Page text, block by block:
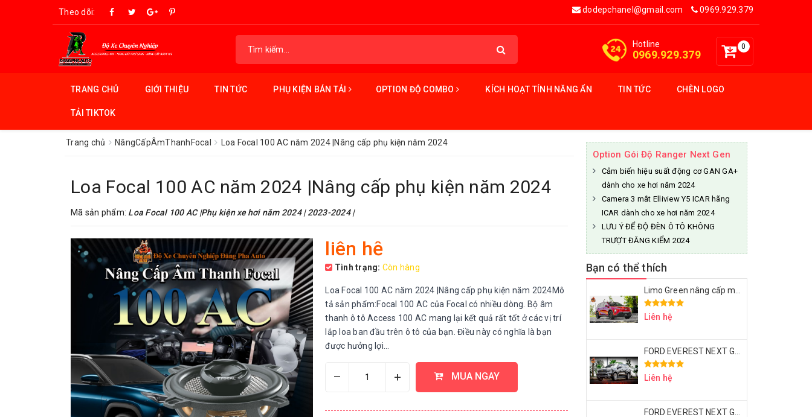
Theo dõi: dodepchanel@gmail.com 0969.929.379
0
Hotline
0969.929.379
TRANG CHỦ GIỚI THIỆU TIN TỨC PHỤ KIỆN BÁN TẢI OPTION ĐỘ COMBO KÍCH HOẠT TÍNH NĂNG ẨN TIN TỨC CHÈN LOGO
TẢI TIKTOK
Trang chủ NângCấpÂmThanhFocal Loa Focal 100 AC năm 2024 |Nâng cấp phụ kiện năm 2024
Loa Focal 100 AC năm 2024 |Nâng cấp phụ kiện năm 2024
Mã sản phẩm: Loa Focal 100 AC |Phụ kiện xe hơi năm 2024 | 2023-2024 |
liên hệ
Tình trạng: Còn hàng
Loa Focal 100 AC năm 2024 |Nâng cấp phụ kiện năm 2024Mô
tả sản phẩm:Focal 100 AC của Focal có nhiều dòng. Bộ âm
thanh ô tô Access 100 AC mang lại kết quả rất tốt ở các vị trí
lắp loa ban đầu trên ô tô của bạn. Điều này có nghĩa là bạn
được hưởng lợi...
– + MUA NGAY
Option Gói Độ Ranger Next Gen
Cảm biến hiệu suất động cơ GAN GA+
dành cho xe hơi năm 2024
Camera 3 mắt Elliview Y5 ICAR hãng
ICAR dành cho xe hơi năm 2024
LƯU Ý ĐỂ ĐỘ ĐÈN Ô TÔ KHÔNG
TRƯỢT ĐĂNG KIỂM 2024
Bạn có thể thích
Liên hệ
Liên hệ